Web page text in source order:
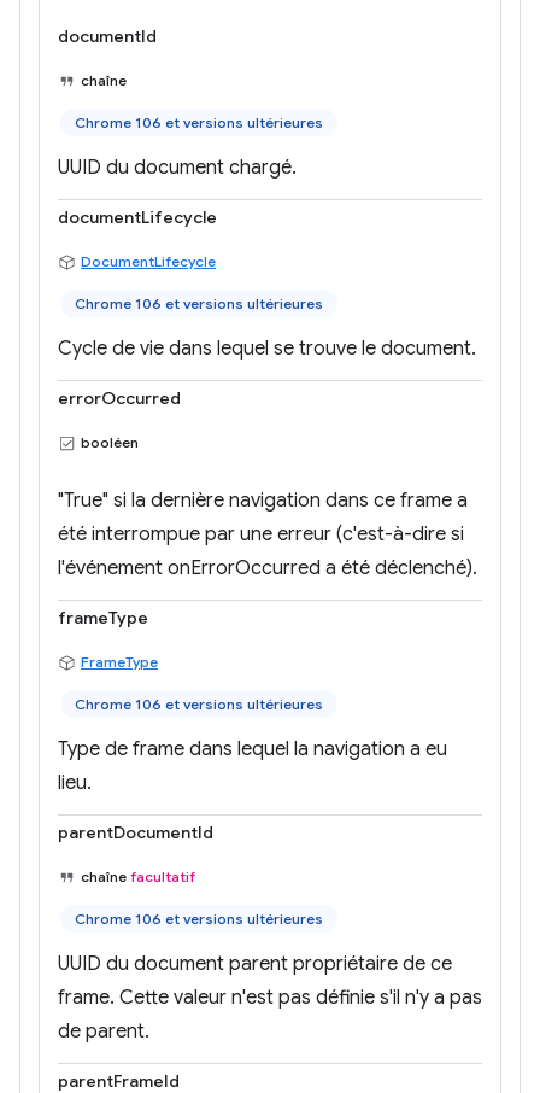
documentId
chaîne
Chrome 106 et versions ultérieures
UUID du document chargé.
documentLifecycle
DocumentLifecycle
Chrome 106 et versions ultérieures
Cycle de vie dans lequel se trouve le document.
errorOccurred
booléen
"True" si la dernière navigation dans ce frame a
été interrompue par une erreur (c'est-à-dire si
l'événement onErrorOccurred a été déclenché).
frameType
FrameType
Chrome 106 et versions ultérieures
Type de frame dans lequel la navigation a eu
lieu.
parentDocumentId
chaîne facultatif
Chrome 106 et versions ultérieures
UUID du document parent propriétaire de ce
frame. Cette valeur n'est pas définie s'il n'y a pas
de parent.
parentFrameId